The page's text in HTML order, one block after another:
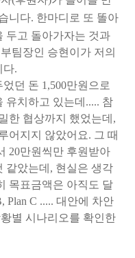
니다. 한마디로 또 똘아
두고 돌아가자는 것과
팀장인 승현이가 저의
다.
던 돈 1,500만원으로
유치하고 있는데..... 참
한 협상까지 했었는데,
어지지 않았어요. 그 때
20만원씩만 후원받아
같았는데, 현실은 생각
목표금액은 아직도 달
Plan C ..... 대안에 차안
별 시나리오를 확인한